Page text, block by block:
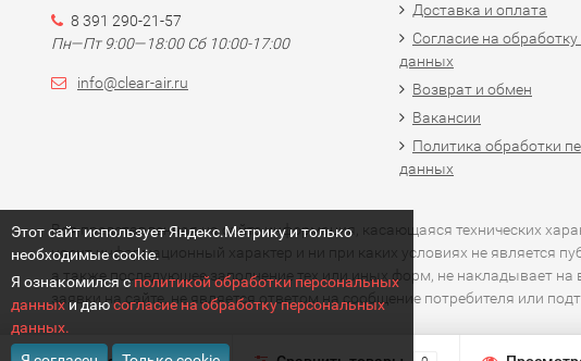
Этот сайт использует Яндекс.Метрику и только
необходимые cookie.
Я ознакомился с политикой обработки персональных
данных и даюсогласие на обработку персональных
данных.
8 391 290-21-57
Пн—Пт 9:00—18:00 Сб 10:00-17:00
info@clear-air.ru
Доставка и оплата
Согласие на
данных
Возврат и обмен
Вакансии
Политика обработки
данных
Вся представленная на сайте информация, касающаяся технических
носит информационный характер и ни при каких условиях не является
а также последующее заполнение тех или иных форм, не накладывает
заявки на сайте, не является ответом на сообщение потребителя или